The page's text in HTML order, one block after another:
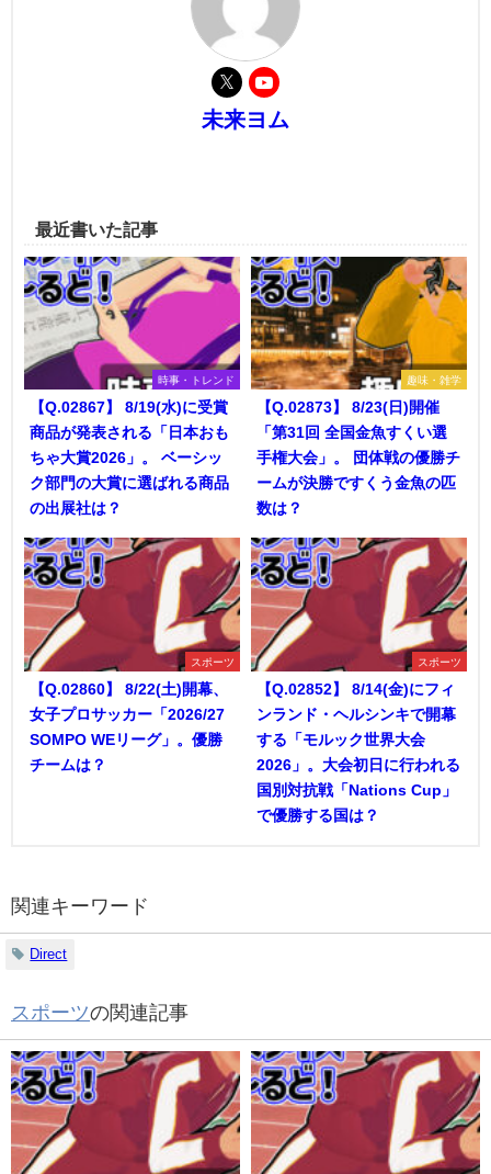
未来ヨム
最近書いた記事
時事・トレンド
【Q.02867】 8/19(水)に受賞
商品が発表される「日本おも
ちゃ大賞2026」。 ベーシッ
ク部門の大賞に選ばれる商品
の出展社は？
趣味・雑学
【Q.02873】 8/23(日)開催
「第31回 全国金魚すくい選
手権大会」。 団体戦の優勝チ
ームが決勝ですくう金魚の匹
数は？
スポーツ
【Q.02860】 8/22(土)開幕、
女子プロサッカー「2026/27
SOMPO WEリーグ」。優勝
チームは？
スポーツ
【Q.02852】 8/14(金)にフィ
ンランド・ヘルシンキで開幕
する「モルック世界大会
2026」。大会初日に行われる
国別対抗戦「Nations Cup」
で優勝する国は？
関連キーワード
Direct
スポーツの関連記事